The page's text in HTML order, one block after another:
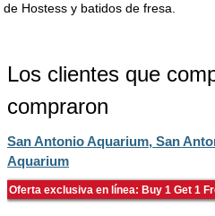
de Hostess y batidos de fresa.
Los clientes que
compraron
San Antonio Aquarium, San
Aquarium
Oferta exclusiva en línea: Buy 1 Get 1